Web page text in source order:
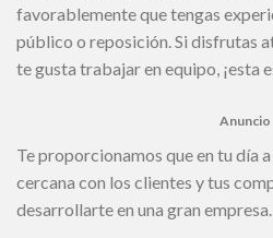
favorablemente que tengas
público o reposición. Si disfrutas
te gusta trabajar en equipo, ¡esta
Anuncio
Te proporcionamos que en tu día
cercana con los clientes y tus
desarrollarte en una gran empresa.